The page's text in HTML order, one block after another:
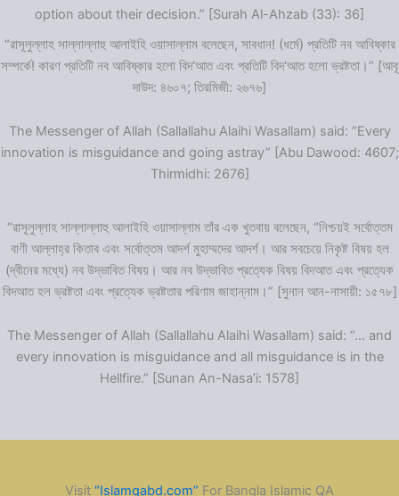
option about their decision.” [Surah Al-Ahzab (33): 36]
“রাসূলুল্লাহ সাল্লাল্লাহু আলাইহি ওয়াসাল্লাম বলেছেন, সাবধান! (ধর্মে) প্রতিটি নব আবিষ্কার
সম্পর্কে! কারণ প্রতিটি নব আবিষ্কার হলো বিদ‘আত এবং প্রতিটি বিদ‘আত হলো ভ্রষ্টতা।” [আবূ
দাউদ: ৪৬০৭; তিরমিজী: ২৬৭৬]
The Messenger of Allah (Sallallahu Alaihi Wasallam) said: “Every
innovation is misguidance and going astray” [Abu Dawood: 4607;
Thirmidhi: 2676]
“রাসূলুল্লাহ সাল্লাল্লাহু আলাইহি ওয়াসাল্লাম তাঁর এক খুতবায় বলেছেন, “নিশ্চয়ই সর্বোত্তম
বাণী আল্লাহ্‌র কিতাব এবং সর্বোত্তম আদর্শ মুহাম্মদের আদর্শ। আর সবচেয়ে নিকৃষ্ট বিষয় হল
(দ্বীনের মধ্যে) নব উদ্ভাবিত বিষয়। আর নব উদ্ভাবিত প্রত্যেক বিষয় বিদআত এবং প্রত্যেক
বিদআত হল ভ্রষ্টতা এবং প্রত্যেক ভ্রষ্টতার পরিণাম জাহান্নাম।” [সুনান আন-নাসায়ী: ১৫৭৮]
The Messenger of Allah (Sallallahu Alaihi Wasallam) said: “… and
every innovation is misguidance and all misguidance is in the
Hellfire.” [Sunan An-Nasa’i: 1578]
Visit “Islamqabd.com” For Bangla Islamic QA